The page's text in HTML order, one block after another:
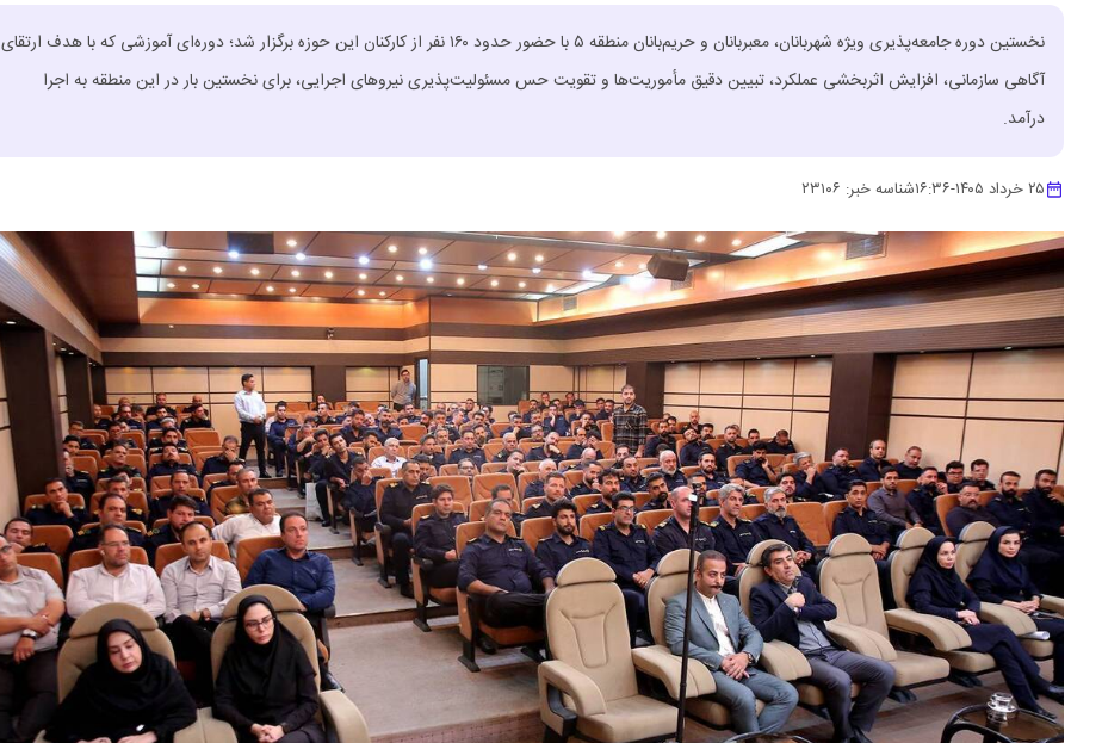
نخستین دوره جامعه‌پذیری ویژه شهربانان، معبربانان و حریم‌بانان منطقه ۵ با حضور حدود ۱۶۰ نفر از کارکنان این حوزه برگزار شد؛ دوره‌ای آموزشی که با هدف ارتقای
آگاهی سازمانی، افزایش اثربخشی عملکرد، تبیین دقیق مأموریت‌ها و تقویت حس مسئولیت‌پذیری نیروهای اجرایی، برای نخستین بار در این منطقه به اجرا
درآمد.
۲۵ خرداد ۱۴۰۵ -۱۶:۳۶شناسه خبر: ۲۳۱۰۶